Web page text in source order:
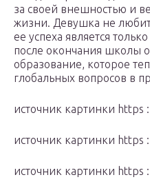
за своей внешностью и
жизни. Девушка не любит
ее успеха является
после окончания школы
образование, которое
глобальных вопросов в
источник картинки https
источник картинки https
источник картинки https